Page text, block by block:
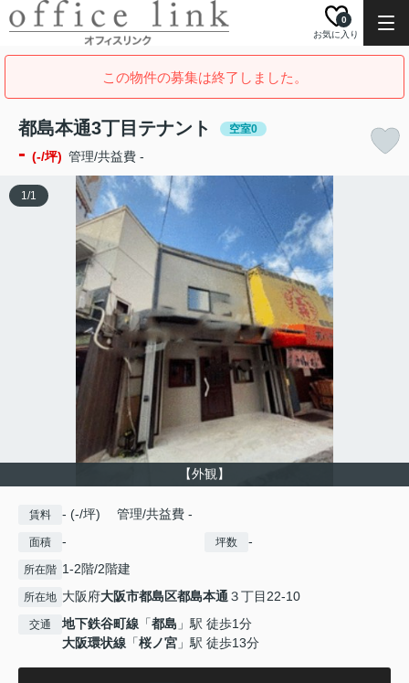
お気に入り
0
この物件の募集は終了しました。
都島本通3丁目テナント 空室0
- (-/坪) 管理/共益費 -
【外観】
1/1
賃料 - (-/坪) 管理/共益費 -
面積 - 坪数 -
所在階 1-2階/2階建
所在地 大阪府大阪市都島区都島本通３丁目22-10
交通 地下鉄谷町線 「都島 」駅 徒歩1分
大阪環状線 「桜ノ宮 」駅 徒歩13分